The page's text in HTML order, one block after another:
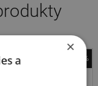
-44%
×
a